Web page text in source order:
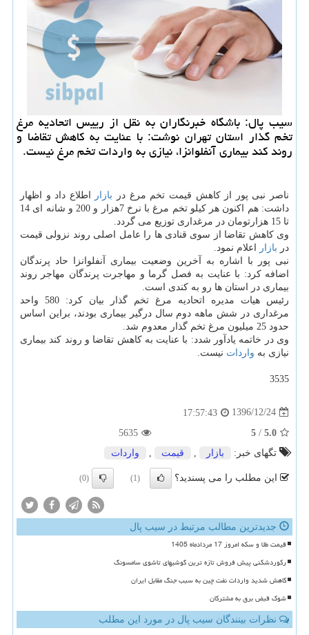
سیب پال: باشگاه خبرنگاران به نقل از رییس اتحادیه مرغ
تخم گذار استان تهران نوشت: با عنایت به كاهش تقاضا و
روند كند بیماری آنفلوانزا، نیازی به واردات تخم مرغ نیست.
ناصر نبی پور از كاهش قیمت تخم مرغ در بازار
اطلاع داد و اظهار
داشت: هم اكنون هر كیلو تخم مرغ با نرخ 7هزار و 200 و شانه ای 14
تا 15 هزارتومان در مرغداری توزیع می گردد.
وی كاهش تقاضا از سوی قنادی ها را عامل اصلی روند نزولی قیمت
در بازار اعلام نمود.
نبی پور با اشاره به آخرین وضعیت بیماری آنفلوانزا حاد پرندگان
اضافه كرد: با عنایت به فصل گرما و مهاجرت پرندگان مهاجر روند
بیماری در استان ها رو به كندی است.
رئیس هیات مدیره اتحادیه مرغ تخم گذار بیان كرد: 580 واحد
مرغداری در شش ماهه دوم سال درگیر بیماری بودند، براین اساس
حدود 25 میلیون مرغ تخم گذار معدوم شد.
وی در خاتمه یادآور شدد: با عنایت به كاهش تقاضا و روند كند بیماری
نیازی به واردات نیست.
3535
1396/12/24
17:57:43
5.0
/
5
5635
تگهای خبر:
بازار قیمت واردات
این مطلب را می پسندید؟ (1)
(0)
جدیدترین مطالب مرتبط در سیب پال
قیمت طلا و سکه امروز 17 مردادماه 1405
رکوردشکنی پیش فروش تازه ترین گوشیهای تاشوی سامسونگ
کاهش شدید واردات نفت چین به سبب جنگ مقابل ایران
شوک قبض برق به مشترکان
نظرات بینندگان سیب پال در مورد این مطلب